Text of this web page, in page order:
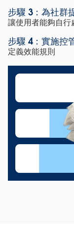
大規
載入
讓整個組織
步驟 3：為社群
讓使用者能夠自
步驟 4：實施控
定義效能規則